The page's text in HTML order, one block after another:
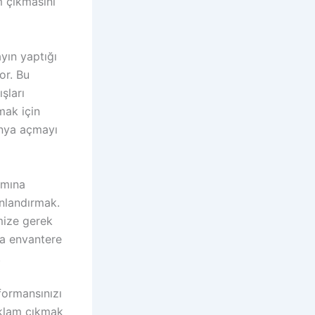
yaptığı
Bu
için
açmayı
gerek
envantere
çıkmak